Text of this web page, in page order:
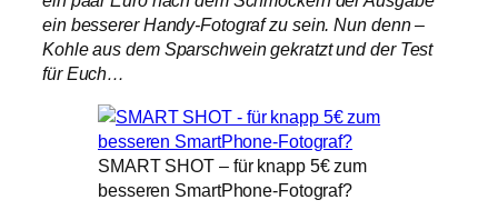
ein besserer Handy-Fotograf zu sein. Nun denn –
Kohle aus dem Sparschwein gekratzt und der Test
für Euch…
SMART SHOT – für knapp 5€ zum
besseren SmartPhone-Fotograf?